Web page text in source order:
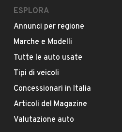
Pubblicità
ESPLORA
Annunci per regione
Marche e Modelli
Tutte le auto usate
Tipi di veicoli
Concessionari in Italia
Articoli del Magazine
Valutazione auto